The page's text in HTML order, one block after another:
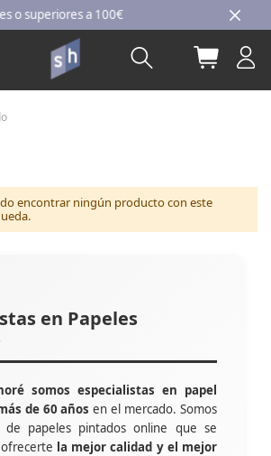
Ir
al
contenido
a 100€
Buscar Mi
encontrar ningún producto con este
en Papeles
somos especialistas en papel
de 60 años en el mercado. Somos
de papeles pintados online que se
la mejor calidad y el mejor